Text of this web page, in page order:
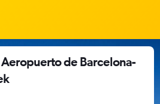
de Barcelona-